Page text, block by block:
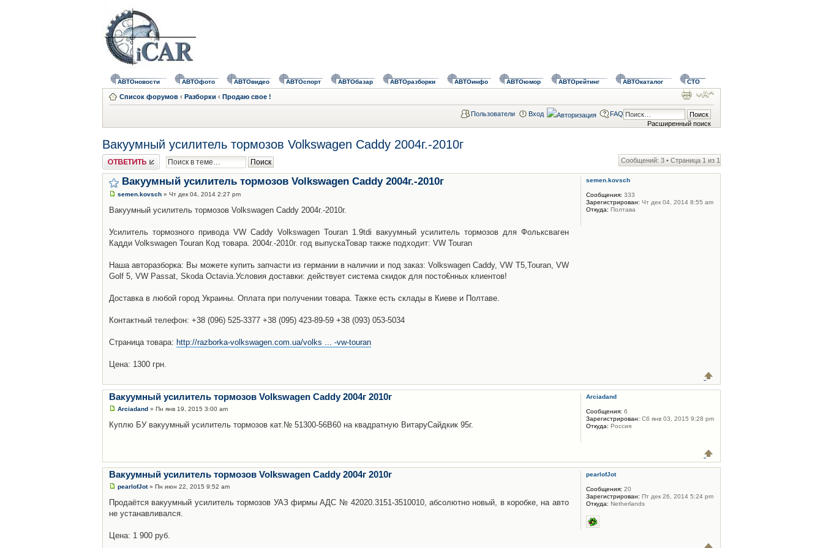
АВТОновости АВТОфото АВТОвидео АВТОспорт АВТОбазар АВТОразборки АВТОинфо АВТОюмор АВТОрейтинг АВТОкаталог СТО
Список форумов ‹ Разборки ‹ Продаю свое !
Расширенный поиск
Пользователи Вход FAQ
Вакуумный усилитель тормозов Volkswagen Caddy 2004г.-2010г
Ответить Сообщений: 3 • Страница 1 из 1
Вакуумный усилитель тормозов Volkswagen Caddy 2004г.-2010г
semen.kovsch » Чт дек 04, 2014 2:27 pm
Вакуумный усилитель тормозов Volkswagen Caddy 2004г.-2010г.
Усилитель тормозного привода VW Caddy Volkswagen Touran 1.9tdi вакуумный усилитель тормозов для Фольксваген
Кадди Volkswagen Touran Код товара. 2004г.-2010г. год выпускаТовар также подходит: VW Touran
Наша авторазборка: Вы можете купить запчасти из германии в наличии и под заказ: Volkswagen Caddy, VW T5,Touran, VW
Golf 5, VW Passat, Skoda Octavia.Условия доставки: действует система скидок для посто€нных клиентов!
Доставка в любой город Украины. Оплата при получении товара. Тажке есть склады в Киеве и Полтаве.
Контактный телефон: +38 (096) 525-3377 +38 (095) 423-89-59 +38 (093) 053-5034
Страница товара: http://razborka-volkswagen.com.ua/volks ... -vw-touran
Цена: 1300 грн.
semen.kovsch
Сообщения: 333
Зарегистрирован: Чт дек 04, 2014 8:55 am
Откуда: Полтава
Вакуумный усилитель тормозов Volkswagen Caddy 2004г 2010г
Arciadand » Пн янв 19, 2015 3:00 am
Куплю БУ вакуумный усилитель тормозов кат.№ 51300-56B60 на квадратную ВитаруСайдкик 95г.
Arciadand
Сообщения: 6
Зарегистрирован: Сб янв 03, 2015 9:28 pm
Откуда: Россия
Вакуумный усилитель тормозов Volkswagen Caddy 2004г 2010г
pearlofJot» Пн июн 22, 2015 9:52 am
Продаётся вакуумный усилитель тормозов УАЗ фирмы АДС № 42020.3151-3510010, абсолютно новый, в коробке, на авто
не устанавливался.
Цена: 1 900 руб.
pearlofJot
Сообщения: 20
Зарегистрирован: Пт дек 26, 2014 5:24 pm
Откуда: Netherlands